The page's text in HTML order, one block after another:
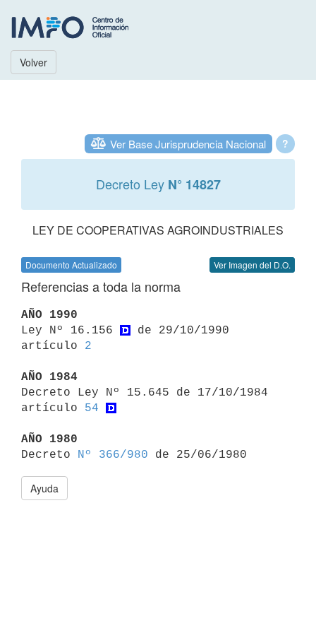
Volver
?
Ver Base Jurisprudencia Nacional
Decreto Ley N° 14827
LEY DE COOPERATIVAS AGROINDUSTRIALES
Documento Actualizado Ver Imagen del D.O.
Referencias a toda la norma
AÑO 1990
Ley Nº 16.156
de 29/10/1990
artículo 2
AÑO 1984
Decreto Ley Nº 15.645 de 17/10/1984
artículo 54
AÑO 1980
Decreto
Nº 366/980
Ayuda